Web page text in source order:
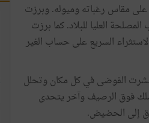
مقاس رغباته وميوله. وبرزت
العليا للبلاد. كما برزت
السريع على حساب الغير
الفوضى في كل مكان وتحلل
فوق الرصيف وآخر يتحدى
إلى الحضيض.